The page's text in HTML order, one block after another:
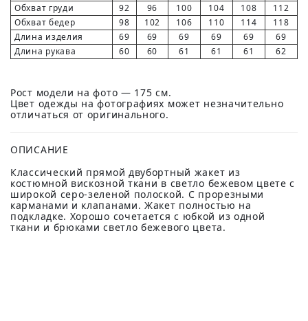
Обхват груди
92 96 100 104 108
112
Обхват бедер
98 102 106 110 114
118
Длина изделия
69 69 69 69 69
69
Длина рукава
60 60 61 61 61 62
Рост модели на фото — 175 см.
Цвет одежды на фотографиях может незначительно
отличаться от оригинального.
ОПИСАНИЕ
Классический прямой двубортный жакет из
костюмной вискозной ткани в светло бежевом цвете с
широкой серо-зеленой полоской. С прорезными
карманами и клапанами. Жакет полностью на
подкладке. Хорошо сочетается с юбкой из одной
ткани и брюками светло бежевого цвета.